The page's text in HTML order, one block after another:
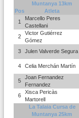
Muntanya 13km
Pos
Atleta
1
Marcello Peres
Castellani
2
Victor Gutiérrez
Gómez
3 Julen Valverde Segura
4 Celia Merchán Martín
5
Joan Fernandez
Fernandez
6
Xisca Pericàs
Martorell
La Talaia Cursa de
Muntanya 25km